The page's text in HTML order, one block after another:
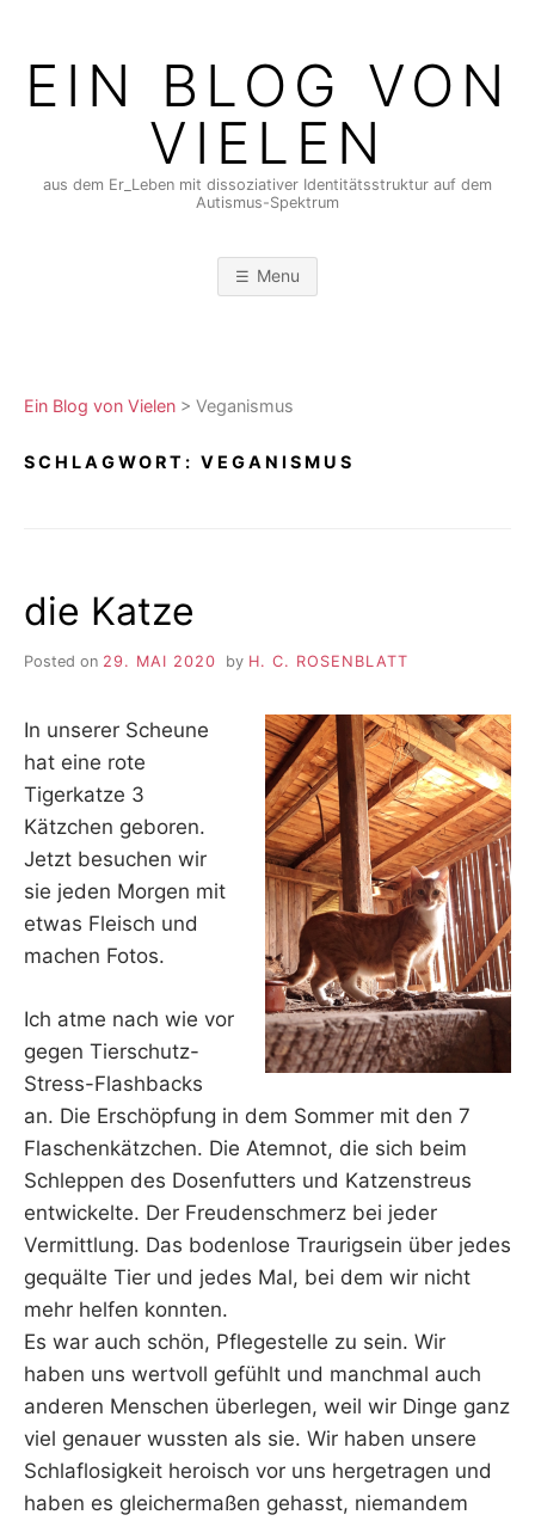
contentEIN BLOG VON
VIELEN
aus dem Er_Leben mit dissoziativer Identitätsstruktur auf dem
Autismus-Spektrum
Menu
Ein Blog von Vielen > Veganismus
SCHLAGWORT: VEGANISMUS
die Katze
Posted on 29. MAI 2020 by H. C. ROSENBLATT
In unserer Scheune
hat eine rote
Tigerkatze 3
Kätzchen geboren.
Jetzt besuchen wir
sie jeden Morgen mit
etwas Fleisch und
machen Fotos.
Ich atme nach wie vor
gegen Tierschutz-
Stress-Flashbacks
an. Die Erschöpfung in dem Sommer mit den 7
Flaschenkätzchen. Die Atemnot, die sich beim
Schleppen des Dosenfutters und Katzenstreus
entwickelte. Der Freudenschmerz bei jeder
Vermittlung. Das bodenlose Traurigsein über jedes
gequälte Tier und jedes Mal, bei dem wir nicht
mehr helfen konnten.
Es war auch schön, Pflegestelle zu sein. Wir
haben uns wertvoll gefühlt und manchmal auch
anderen Menschen überlegen, weil wir Dinge ganz
viel genauer wussten als sie. Wir haben unsere
Schlaflosigkeit heroisch vor uns hergetragen und
haben es gleichermaßen gehasst, niemandem